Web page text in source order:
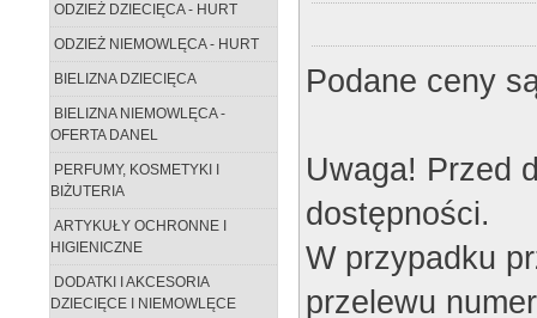
ODZIEŻ DZIECIĘCA - HURT
ODZIEŻ NIEMOWLĘCA - HURT
BIELIZNA DZIECIĘCA
BIELIZNA NIEMOWLĘCA -
OFERTA DANEL
PERFUMY, KOSMETYKI I
BIŻUTERIA
ARTYKUŁY OCHRONNE I
HIGIENICZNE
DODATKI I AKCESORIA
DZIECIĘCE I NIEMOWLĘCE
Podane ceny
Uwaga! Przed
dostępności.
W przypadku
przelewu